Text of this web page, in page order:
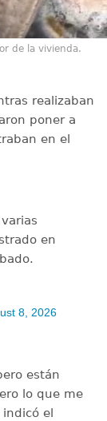
de la vivienda.
realizaban
poner a
en el
en
8, 2026
están
lo que me
el